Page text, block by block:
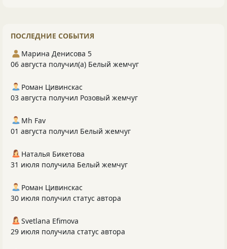
ПОСЛЕДНИЕ СОБЫТИЯ
Марина Денисова 5
06 августа получил(а) Белый жемчуг
Роман Цивинскас
03 августа получил Розовый жемчуг
Mh Fav
01 августа получил Белый жемчуг
Наталья Бикетова
31 июля получила Белый жемчуг
Роман Цивинскас
30 июля получил статус автора
Svetlana Efimova
29 июля получила статус автора